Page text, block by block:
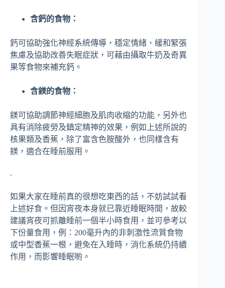
含鈣的食物：
鈣可協助強化神經系統傳導，穩定情緒、緩和緊張
焦慮及協助改善失眠症狀，可藉由攝取牛奶及奇異
果等食物來補充鈣。
含鎂的食物：
鎂可協助調節神經細胞及肌肉收縮的功能，另外也
具有消除疲勞及鎮定精神的效果，例如上述所說的
核果類及香蕉，除了富含色胺酸外，也同樣含有
鎂，適合在睡前服用。
.
如果大家在睡前真的很想吃東西的話，不妨試試看
上述好食。但因宵夜本身就已靠近睡眠時間，故較
建議宵夜可抓離睡前一個半小時食用，並可參考以
下份量食用，例：200毫升內的非刺激性流質食物
或中型香蕉一根，避免在入睡時，消化系統仍持續
作用，而影響睡眠喲。